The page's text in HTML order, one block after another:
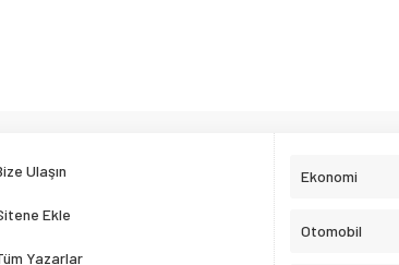
Ulaşın
Ekle
Yazarlar
Ekonomi
Otomobil